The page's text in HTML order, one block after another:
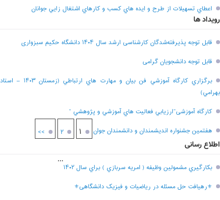
اعطاي تسهيلات از طرح و ايده هاي کسب و کارهاي اشتغال زايي جوانان
رویداد ها
قابل توجه پذیرفته‌شدگان کارشناسی ارشد سال ۱۴۰۴ دانشگاه حکیم سبزواری
قابل توجه دانشجویان گرامی
برگزاري کارگاه آموزشي فن بيان و مهارت هاي ارتباطي (زمستان ۱۴۰۳ – استاد
بهرامي)
کارگاه آموزشی”ارزيابي فعاليت هاي آموزشي و پژوهشي “
هفتمين جشنواره انديشمندان و دانشمندان جوان
۱ ۲ >>
اطلاع رسانی
بکارگيري مشمولين وظيفه ( امريه سربازي ) براي سال ۱۴۰۲
⚜رهیافت حل مسئله در ریاضیات و فیزیک دانشگاهی⚜
...